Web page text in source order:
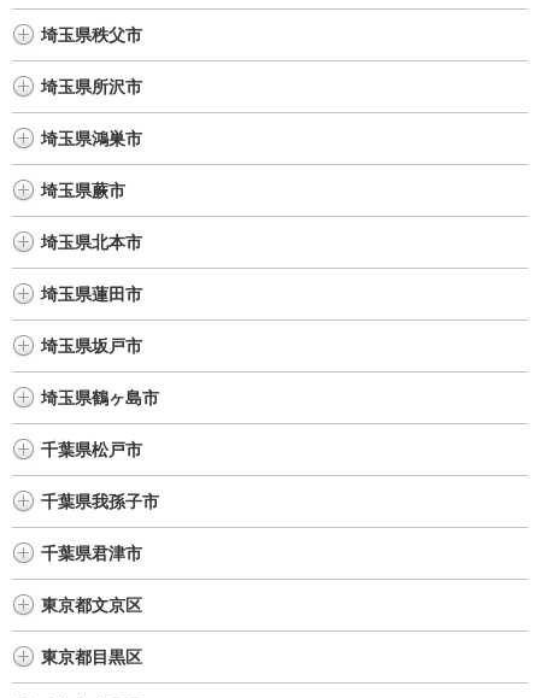
埼玉県秩父市
埼玉県所沢市
埼玉県鴻巣市
埼玉県蕨市
埼玉県北本市
埼玉県蓮田市
埼玉県坂戸市
埼玉県鶴ヶ島市
千葉県松戸市
千葉県我孫子市
千葉県君津市
東京都文京区
東京都目黒区